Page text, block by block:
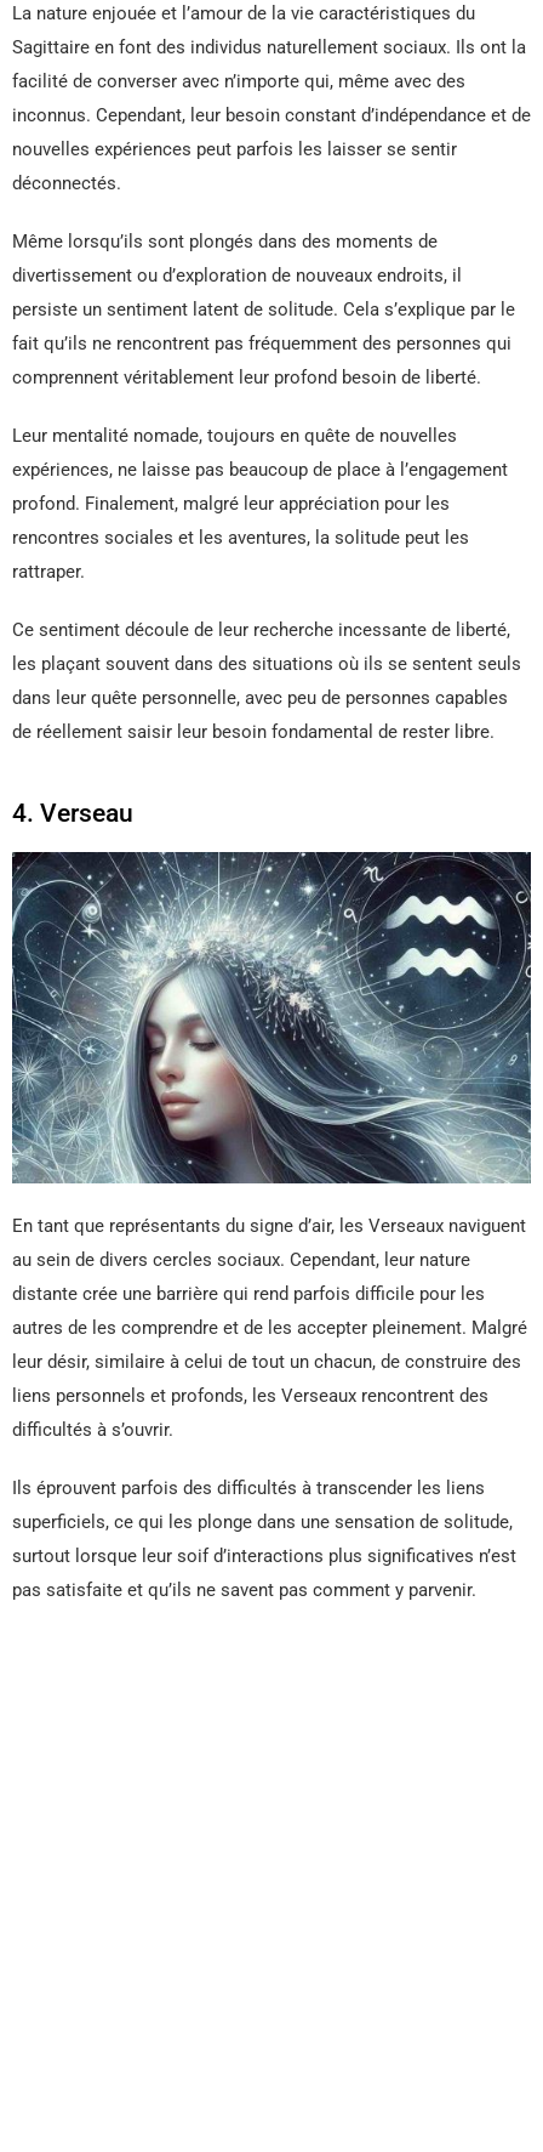
La nature enjouée et l’amour de la vie caractéristiques du
Sagittaire en font des individus naturellement sociaux. Ils ont la
facilité de converser avec n’importe qui, même avec des
inconnus. Cependant, leur besoin constant d’indépendance et de
nouvelles expériences peut parfois les laisser se sentir
déconnectés.
Même lorsqu’ils sont plongés dans des moments de
divertissement ou d’exploration de nouveaux endroits, il
persiste un sentiment latent de solitude. Cela s’explique par le
fait qu’ils ne rencontrent pas fréquemment des personnes qui
comprennent véritablement leur profond besoin de liberté.
Leur mentalité nomade, toujours en quête de nouvelles
expériences, ne laisse pas beaucoup de place à l’engagement
profond. Finalement, malgré leur appréciation pour les
rencontres sociales et les aventures, la solitude peut les
rattraper.
Ce sentiment découle de leur recherche incessante de liberté,
les plaçant souvent dans des situations où ils se sentent seuls
dans leur quête personnelle, avec peu de personnes capables
de réellement saisir leur besoin fondamental de rester libre.
4. Verseau
En tant que représentants du signe d’air, les Verseaux naviguent
au sein de divers cercles sociaux. Cependant, leur nature
distante crée une barrière qui rend parfois difficile pour les
autres de les comprendre et de les accepter pleinement. Malgré
leur désir, similaire à celui de tout un chacun, de construire des
liens personnels et profonds, les Verseaux rencontrent des
difficultés à s’ouvrir.
Ils éprouvent parfois des difficultés à transcender les liens
superficiels, ce qui les plonge dans une sensation de solitude,
surtout lorsque leur soif d’interactions plus significatives n’est
pas satisfaite et qu’ils ne savent pas comment y parvenir.